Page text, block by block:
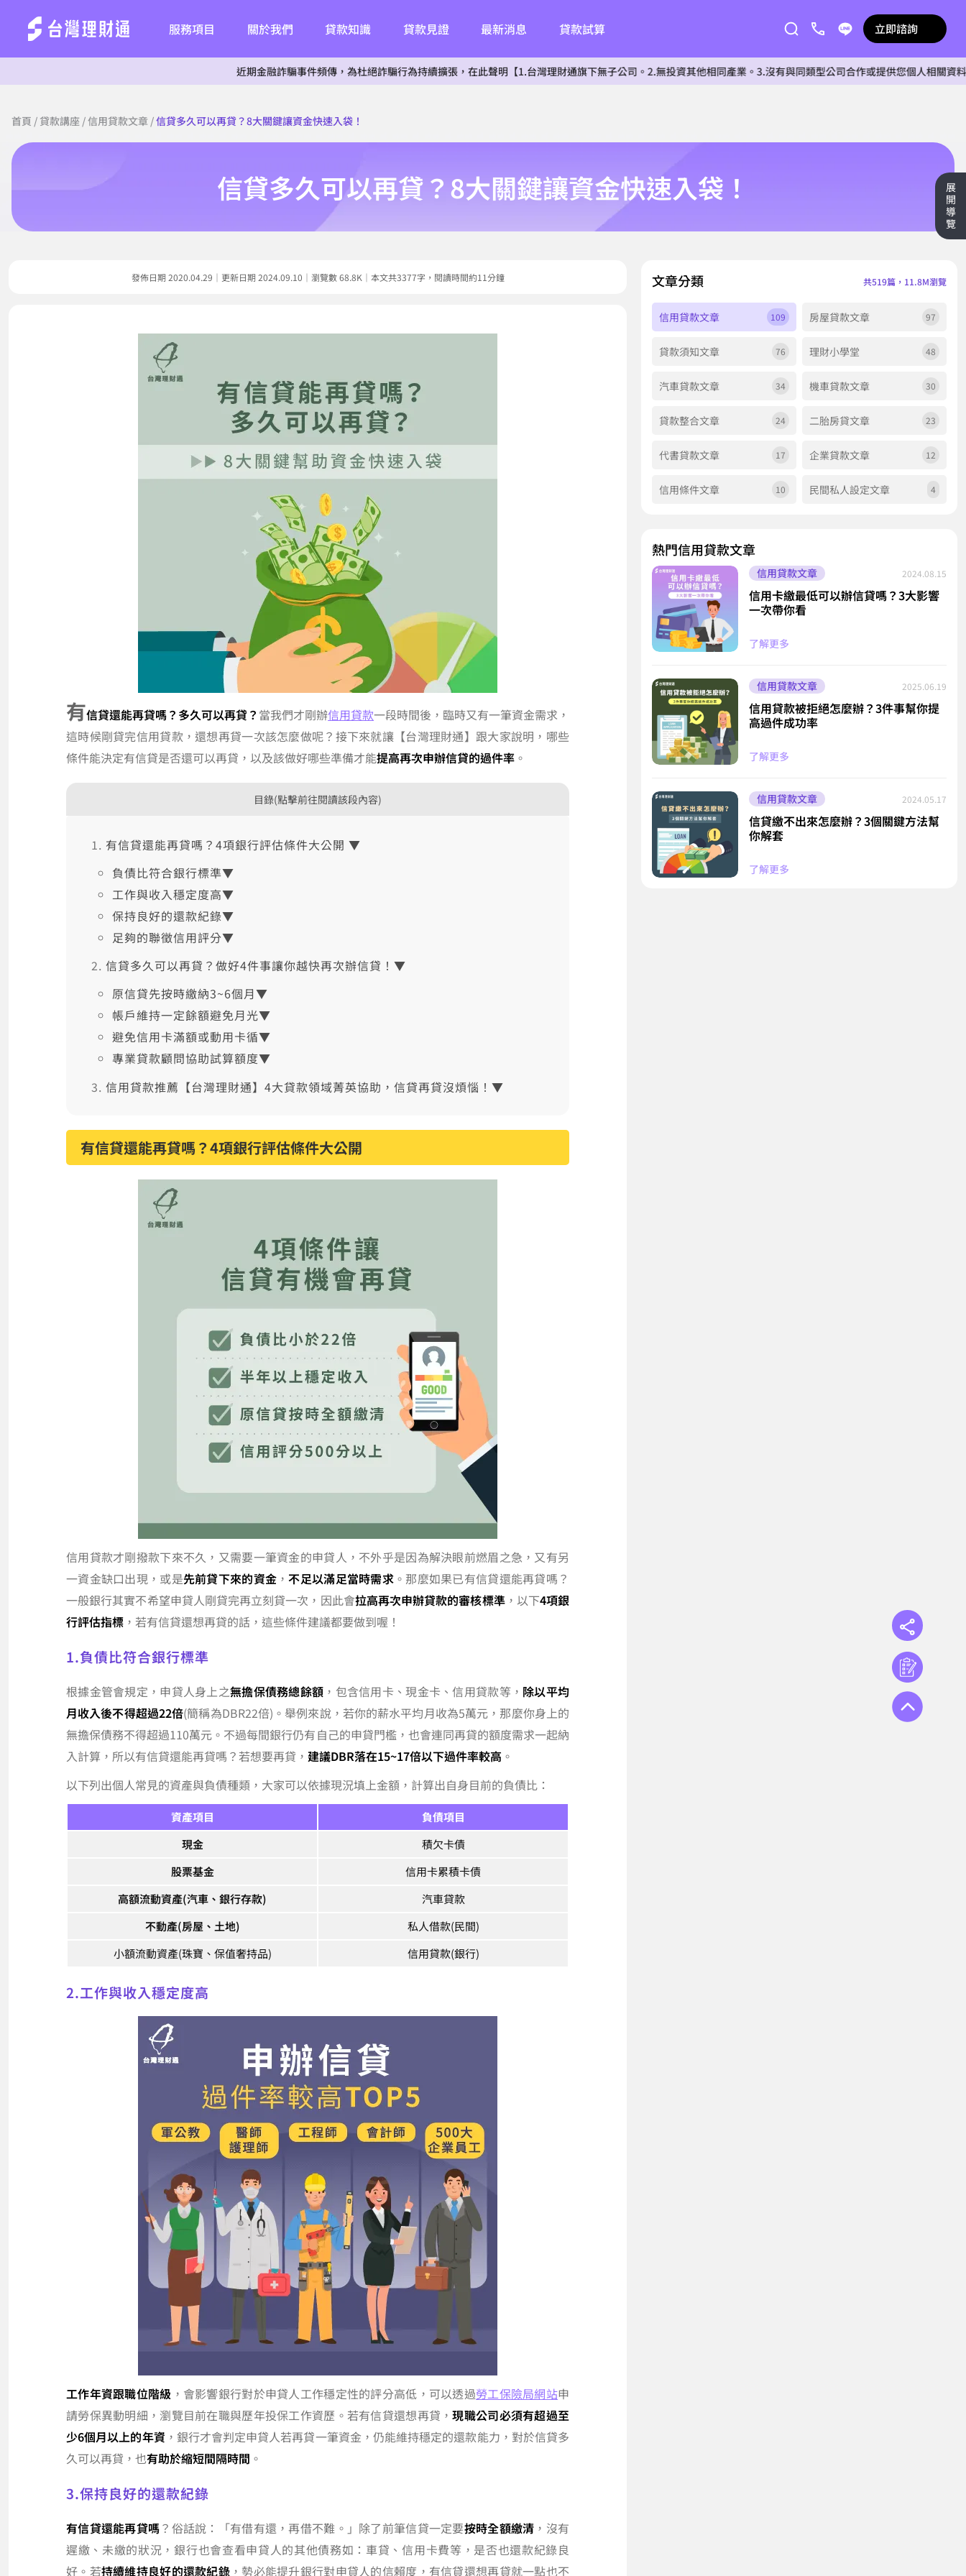
服務項目 關於我們 貸款知識 貸款見證 最新消息 貸款試算 立即諮詢
近期金融詐騙事件頻傳，為杜絕詐騙行為持續擴張，在此聲明【1.台灣理財通旗下無子公司。2.無投資其他相同產業。3.沒有與同類型公司合作或提供您個人相關資料給任
首頁 / 貸款講座 /信用貸款文章 /信貸多久可以再貸？8大關鍵讓資金快速入袋！
信貸多久可以再貸？8大關鍵讓資金快速入袋！
發佈日期 2020.04.29｜更新日期 2024.09.10｜瀏覽數 68.8K｜本文共3377字，閱讀時間約11分鐘
有信貸還能再貸嗎？多久可以再貸？ 當我們才剛辦信用貸款一段時間後，臨時又有一筆資金需求，
這時候剛貸完信用貸款，還想再貸一次該怎麼做呢？接下來就讓【台灣理財通】跟大家說明，哪些
條件能決定有信貸是否還可以再貸，以及該做好哪些準備才能提高再次申辦信貸的過件率 。
目錄(點擊前往閱讀該段內容)
有信貸還能再貸嗎？4項銀行評估條件大公開 ▼
負債比符合銀行標準▼
工作與收入穩定度高▼
保持良好的還款紀錄▼
足夠的聯徵信用評分▼
信貸多久可以再貸？做好4件事讓你越快再次辦信貸！▼
原信貸先按時繳納3~6個月▼
帳戶維持一定餘額避免月光▼
避免信用卡滿額或動用卡循▼
專業貸款顧問協助試算額度▼
信用貸款推薦【台灣理財通】4大貸款領域菁英協助，信貸再貸沒煩惱！▼
有信貸還能再貸嗎？4項銀行評估條件大公開
信用貸款才剛撥款下來不久，又需要一筆資金的申貸人，不外乎是因為解決眼前燃眉之急，又有另
一資金缺口出現，或是先前貸下來的資金 ，不足以滿足當時需求 。那麼如果已有信貸還能再貸嗎？
一般銀行其實不希望申貸人剛貸完再立刻貸一次，因此會拉高再次申辦貸款的審核標準，以下4項銀
行評估指標 ，若有信貸還想再貸的話，這些條件建議都要做到喔！
1.負債比符合銀行標準
根據金管會規定，申貸人身上之無擔保債務總餘額 ，包含信用卡、現金卡、信用貸款等， 除以平均
月收入後不得超過22倍(簡稱為DBR22倍)。舉例來說，若你的薪水平均月收為5萬元，那麼你身上的
無擔保債務不得超過110萬元。不過每間銀行仍有自己的申貸門檻，也會連同再貸的額度需求一起納
入計算，所以有信貸還能再貸嗎？若想要再貸， 建議DBR落在15~17倍以下過件率較高 。
以下列出個人常見的資產與負債種類，大家可以依據現況填上金額，計算出自身目前的負債比：
資產項目
負債項目
現金
積欠卡債
股票基金
信用卡累積卡債
高額流動資產(汽車、銀行存款)
汽車貸款
不動產(房屋、土地)
私人借款(民間)
小額流動資產(珠寶、保值奢持品)
信用貸款(銀行)
2.工作與收入穩定度高
工作年資跟職位階級 ，會影響銀行對於申貸人工作穩定性的評分高低，可以透過勞工保險局網站申
請勞保異動明細，瀏覽目前在職與歷年投保工作資歷。若有信貸還想再貸，現職公司必須有超過至
少6個月以上的年資 ，銀行才會判定申貸人若再貸一筆資金，仍能維持穩定的還款能力，對於信貸多
久可以再貸，也有助於縮短間隔時間 。
3.保持良好的還款紀錄
有信貸還能再貸嗎？俗話說：「有借有還，再借不難。」除了前筆信貸一定要按時全額繳清 ，沒有
遲繳、未繳的狀況，銀行也會查看申貸人的其他債務如：車貸、信用卡費等，是否也還款紀錄良
好。若持續維持良好的還款紀錄 ，勢必能提升銀行對申貸人的信賴度，有信貸還想再貸就一點也不
文章分類 共519篇，11.8M瀏覽
信用貸款文章 109 房屋貸款文章 97
貸款須知文章 76 理財小學堂 48
汽車貸款文章 34 機車貸款文章 30
貸款整合文章 24 二胎房貸文章 23
代書貸款文章 17 企業貸款文章 12
信用條件文章 10 民間私人設定文章 4
熱門信用貸款文章
信用貸款文章 2024.08.15
信用卡繳最低可以辦信貸嗎？3大影響
一次帶你看
了解更多
信用貸款文章 2025.06.19
信用貸款被拒絕怎麼辦？3件事幫你提
高過件成功率
了解更多
信用貸款文章 2024.05.17
信貸繳不出來怎麼辦？3個關鍵方法幫
你解套
了解更多
展
開
導
覽